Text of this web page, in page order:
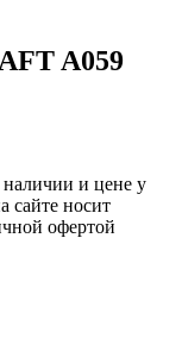
A059
и цене у
сайте носит
офертой